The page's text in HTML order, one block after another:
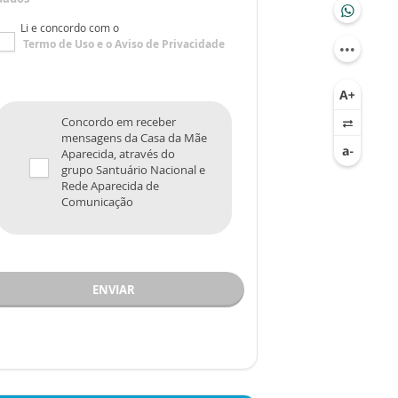
Li e concordo com o
Termo de Usoe oAviso de Privacidade
Concordo em receber
mensagens da Casa da Mãe
Aparecida, através do
grupo Santuário Nacional e
Rede Aparecida de
Comunicação
ENVIAR